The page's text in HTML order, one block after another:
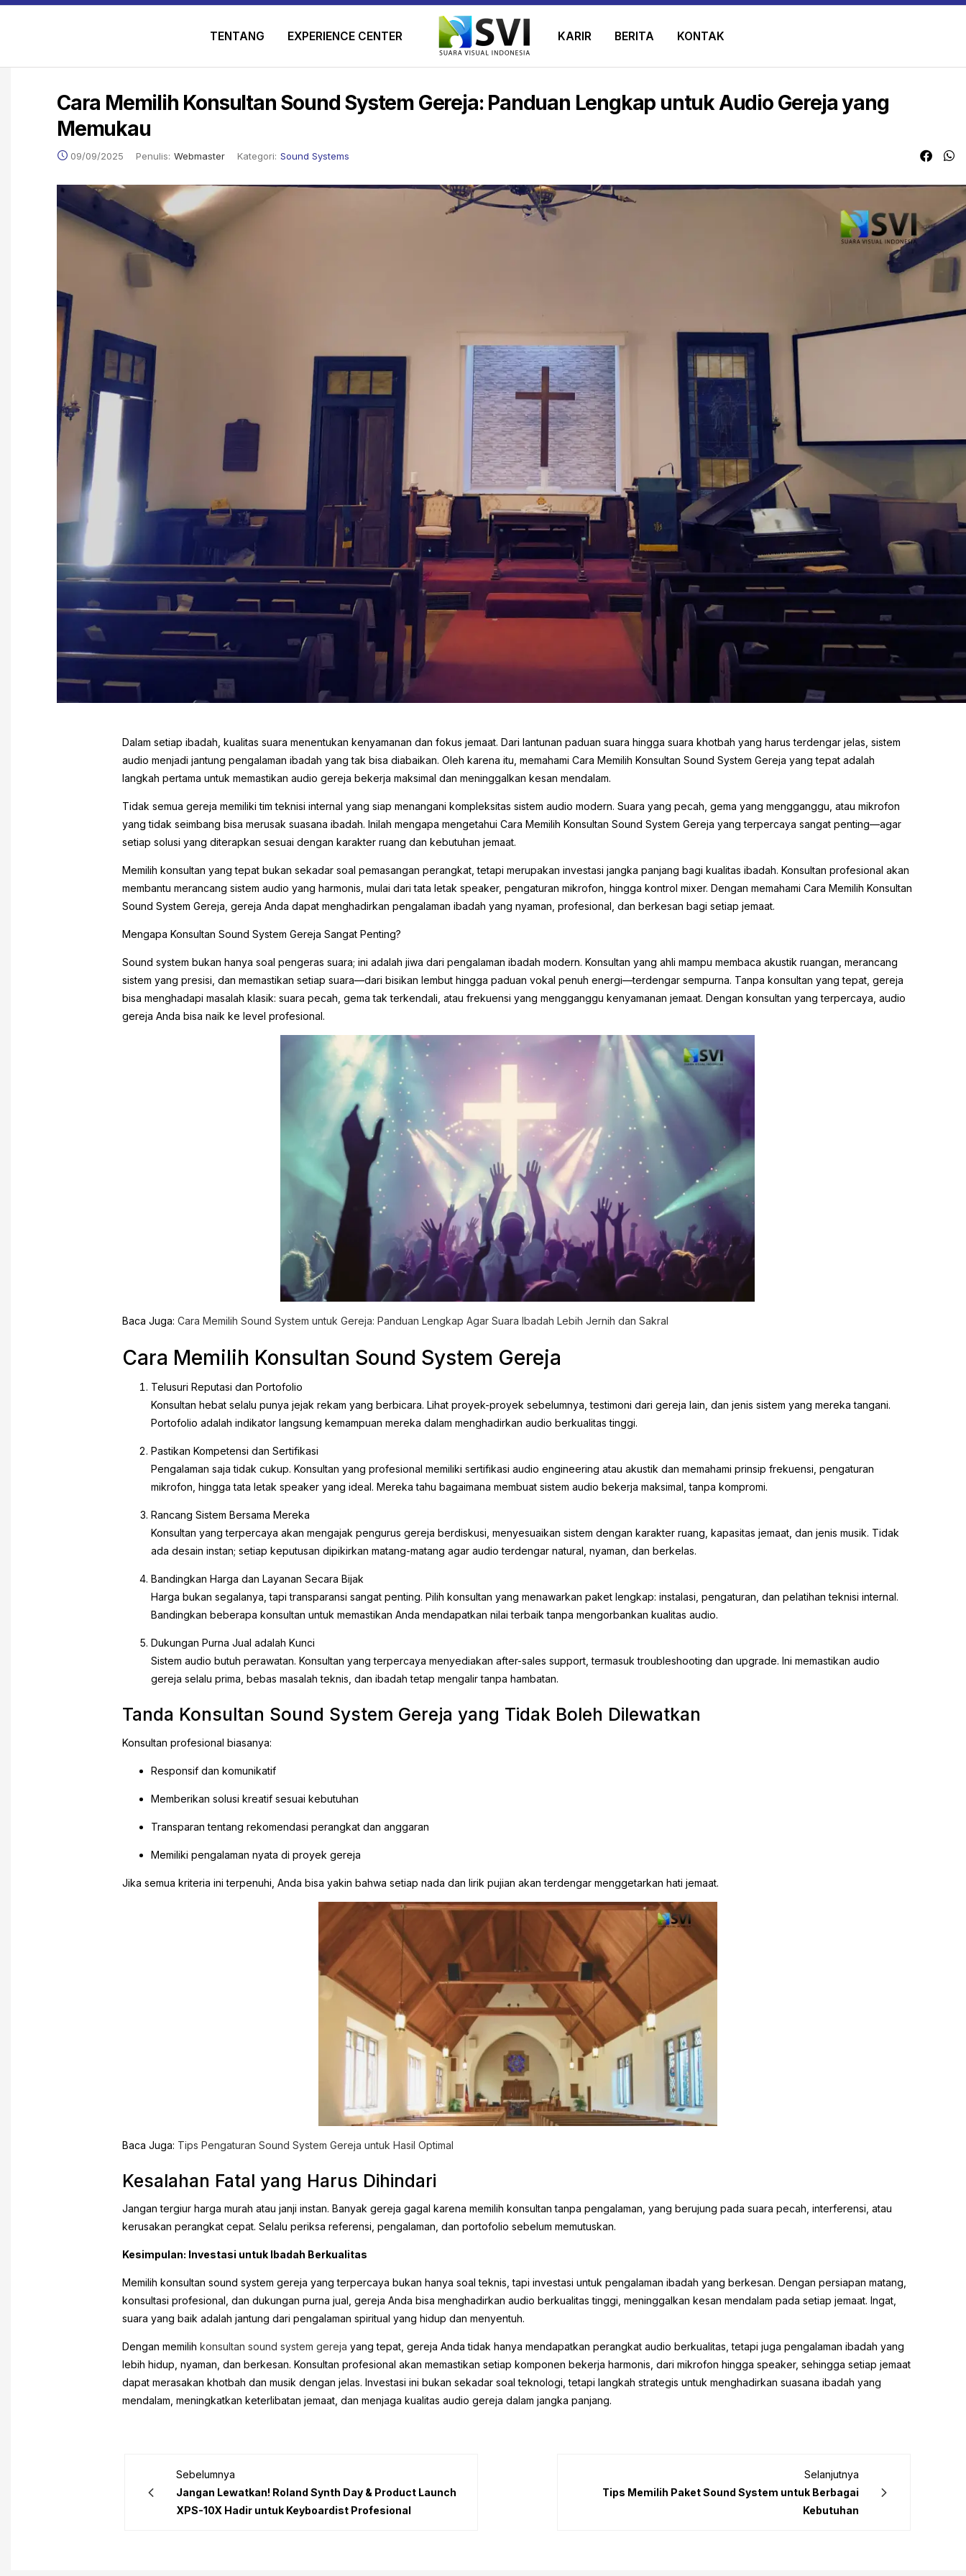
TENTANG EXPERIENCE CENTER KARIR BERITA KONTAK
Cara Memilih Konsultan Sound System Gereja: Panduan Lengkap untuk Audio Gereja yang
Memukau
09/09/2025 Penulis: Webmaster Kategori: Sound Systems
Dalam setiap ibadah, kualitas suara menentukan kenyamanan dan fokus jemaat. Dari lantunan paduan suara hingga suara khotbah yang harus terdengar jelas, sistem
audio menjadi jantung pengalaman ibadah yang tak bisa diabaikan. Oleh karena itu, memahami Cara Memilih Konsultan Sound System Gereja yang tepat adalah
langkah pertama untuk memastikan audio gereja bekerja maksimal dan meninggalkan kesan mendalam.
Tidak semua gereja memiliki tim teknisi internal yang siap menangani kompleksitas sistem audio modern. Suara yang pecah, gema yang mengganggu, atau mikrofon
yang tidak seimbang bisa merusak suasana ibadah. Inilah mengapa mengetahui Cara Memilih Konsultan Sound System Gereja yang terpercaya sangat penting—agar
setiap solusi yang diterapkan sesuai dengan karakter ruang dan kebutuhan jemaat.
Memilih konsultan yang tepat bukan sekadar soal pemasangan perangkat, tetapi merupakan investasi jangka panjang bagi kualitas ibadah. Konsultan profesional akan
membantu merancang sistem audio yang harmonis, mulai dari tata letak speaker, pengaturan mikrofon, hingga kontrol mixer. Dengan memahami Cara Memilih Konsultan
Sound System Gereja, gereja Anda dapat menghadirkan pengalaman ibadah yang nyaman, profesional, dan berkesan bagi setiap jemaat.
Mengapa Konsultan Sound System Gereja Sangat Penting?
Sound system bukan hanya soal pengeras suara; ini adalah jiwa dari pengalaman ibadah modern. Konsultan yang ahli mampu membaca akustik ruangan, merancang
sistem yang presisi, dan memastikan setiap suara—dari bisikan lembut hingga paduan vokal penuh energi—terdengar sempurna. Tanpa konsultan yang tepat, gereja
bisa menghadapi masalah klasik: suara pecah, gema tak terkendali, atau frekuensi yang mengganggu kenyamanan jemaat. Dengan konsultan yang terpercaya, audio
gereja Anda bisa naik ke level profesional.
Baca Juga: Cara Memilih Sound System untuk Gereja: Panduan Lengkap Agar Suara Ibadah Lebih Jernih dan Sakral
Cara Memilih Konsultan Sound System Gereja
Telusuri Reputasi dan Portofolio
Konsultan hebat selalu punya jejak rekam yang berbicara. Lihat proyek-proyek sebelumnya, testimoni dari gereja lain, dan jenis sistem yang mereka tangani.
Portofolio adalah indikator langsung kemampuan mereka dalam menghadirkan audio berkualitas tinggi.
Pastikan Kompetensi dan Sertifikasi
Pengalaman saja tidak cukup. Konsultan yang profesional memiliki sertifikasi audio engineering atau akustik dan memahami prinsip frekuensi, pengaturan
mikrofon, hingga tata letak speaker yang ideal. Mereka tahu bagaimana membuat sistem audio bekerja maksimal, tanpa kompromi.
Rancang Sistem Bersama Mereka
Konsultan yang terpercaya akan mengajak pengurus gereja berdiskusi, menyesuaikan sistem dengan karakter ruang, kapasitas jemaat, dan jenis musik. Tidak
ada desain instan; setiap keputusan dipikirkan matang-matang agar audio terdengar natural, nyaman, dan berkelas.
Bandingkan Harga dan Layanan Secara Bijak
Harga bukan segalanya, tapi transparansi sangat penting. Pilih konsultan yang menawarkan paket lengkap: instalasi, pengaturan, dan pelatihan teknisi internal.
Bandingkan beberapa konsultan untuk memastikan Anda mendapatkan nilai terbaik tanpa mengorbankan kualitas audio.
Dukungan Purna Jual adalah Kunci
Sistem audio butuh perawatan. Konsultan yang terpercaya menyediakan after-sales support, termasuk troubleshooting dan upgrade. Ini memastikan audio
gereja selalu prima, bebas masalah teknis, dan ibadah tetap mengalir tanpa hambatan.
Tanda Konsultan Sound System Gereja yang Tidak Boleh Dilewatkan
Konsultan profesional biasanya:
Responsif dan komunikatif
Memberikan solusi kreatif sesuai kebutuhan
Transparan tentang rekomendasi perangkat dan anggaran
Memiliki pengalaman nyata di proyek gereja
Jika semua kriteria ini terpenuhi, Anda bisa yakin bahwa setiap nada dan lirik pujian akan terdengar menggetarkan hati jemaat.
Baca Juga: Tips Pengaturan Sound System Gereja untuk Hasil Optimal
Kesalahan Fatal yang Harus Dihindari
Jangan tergiur harga murah atau janji instan. Banyak gereja gagal karena memilih konsultan tanpa pengalaman, yang berujung pada suara pecah, interferensi, atau
kerusakan perangkat cepat. Selalu periksa referensi, pengalaman, dan portofolio sebelum memutuskan.
Kesimpulan: Investasi untuk Ibadah Berkualitas
Memilih konsultan sound system gereja yang terpercaya bukan hanya soal teknis, tapi investasi untuk pengalaman ibadah yang berkesan. Dengan persiapan matang,
konsultasi profesional, dan dukungan purna jual, gereja Anda bisa menghadirkan audio berkualitas tinggi, meninggalkan kesan mendalam pada setiap jemaat. Ingat,
suara yang baik adalah jantung dari pengalaman spiritual yang hidup dan menyentuh.
Dengan memilih konsultan sound system gereja yang tepat, gereja Anda tidak hanya mendapatkan perangkat audio berkualitas, tetapi juga pengalaman ibadah yang
lebih hidup, nyaman, dan berkesan. Konsultan profesional akan memastikan setiap komponen bekerja harmonis, dari mikrofon hingga speaker, sehingga setiap jemaat
dapat merasakan khotbah dan musik dengan jelas. Investasi ini bukan sekadar soal teknologi, tetapi langkah strategis untuk menghadirkan suasana ibadah yang
mendalam, meningkatkan keterlibatan jemaat, dan menjaga kualitas audio gereja dalam jangka panjang.
Sebelumnya
Jangan Lewatkan! Roland Synth Day & Product Launch
XPS-10X Hadir untuk Keyboardist Profesional
Selanjutnya
Tips Memilih Paket Sound System untuk Berbagai
Kebutuhan